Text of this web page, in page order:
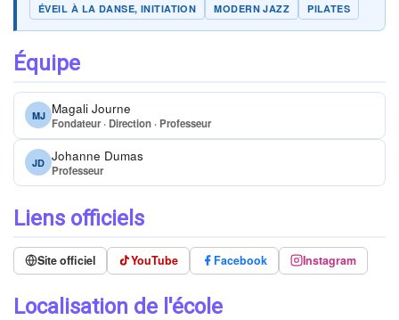
ÉVEIL À LA DANSE, INITIATION
MODERN JAZZ PILATES
Équipe
MJ Magali Journe
Fondateur · Direction · Professeur
JD Johanne Dumas
Professeur
Liens officiels
Site officiel YouTube Facebook Instagram
Localisation de l'école